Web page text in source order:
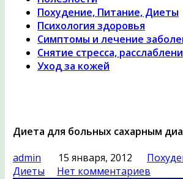
Похудение, Питание, Диеты
Психология здоровья
Симптомы и лечение
Снятие стресса,
Уход за кожей
Диета для больных сахарным
admin
15 января, 2012
Диеты
Нет комментариев